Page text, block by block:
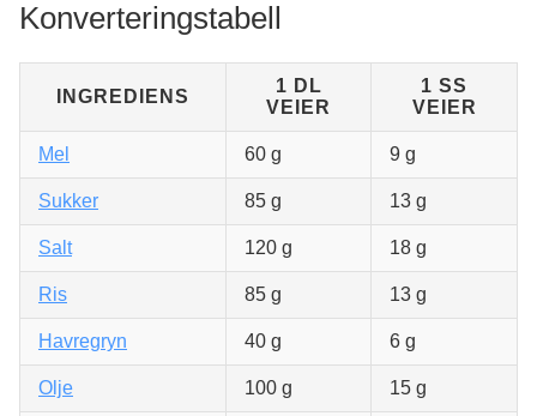
Konverteringstabell
INGREDIENS
1 DL
VEIER
1 SS
VEIER
Mel 60 g 9 g
Sukker 85 g 13 g
Salt 120 g 18 g
Ris 85 g 13 g
Havregryn 40 g 6 g
Olje 100 g 15 g